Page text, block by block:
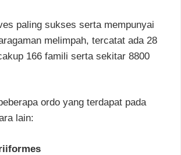
paling sukses serta mempunyai
melimpah, tercatat ada 28
166 famili serta sekitar 8800
ordo yang terdapat pada
lain: